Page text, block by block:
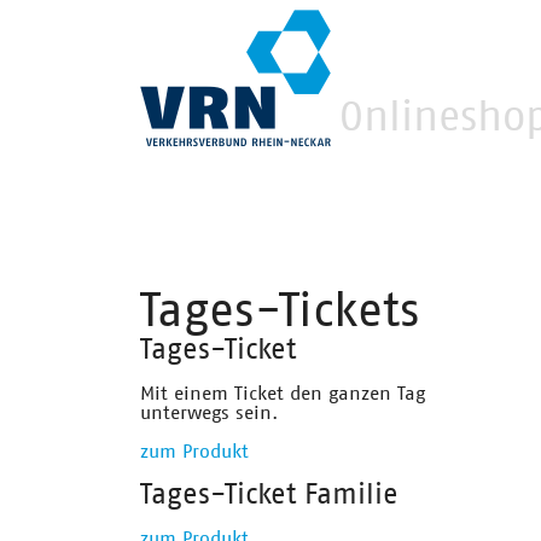
Tages-Tickets
Tages-Ticket
Mit einem Ticket den ganzen Tag
unterwegs sein.
zum Produkt
Tages-Ticket Familie